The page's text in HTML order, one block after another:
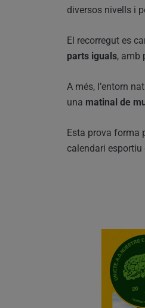
diversos nivells i
El recorregut es
parts iguals, amb
A més, l’entorn
una matinal de
Esta prova forma
calendari